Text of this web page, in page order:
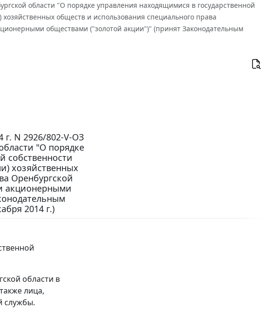
области "О порядке управления находящимися в государственной
обществ и использования специального права
обществами ("золотой акции")" (принят Законодательным
г. N 2926/802-V-ОЗ
"О порядке
собственности
хозяйственных
Оренбургской
акционерными
2014 г.)
области в
лица,
службы.